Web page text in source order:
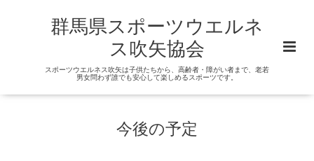
群馬県スポーツウエルネ
ス吹矢協会
スポーツウエルネス吹矢は子供たちから、高齢者・障がい者まで、老若
男女問わず誰でも安心して楽しめるスポーツです。
今後の予定